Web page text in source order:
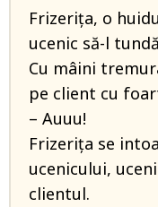
Frizerița, o
ucenic să-l
Cu mâini
pe client cu
– Auuu!
Frizerița se
ucenicului,
clientul.